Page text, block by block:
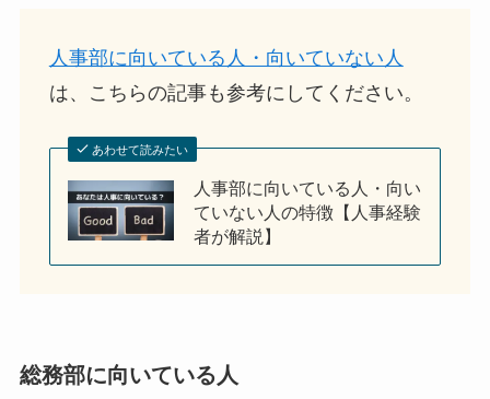
人事部に向いている人・向いていない人
は、こちらの記事も参考にしてください。
あわせて読みたい
人事部に向いている人・向い
ていない人の特徴【人事経験
者が解説】
総務部に向いている人